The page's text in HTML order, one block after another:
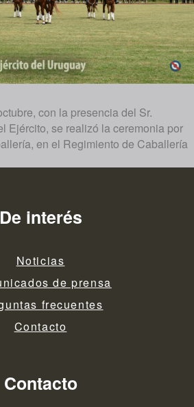
con la presencia del Sr.
Ejército, se realizó la ceremonia por
en el Regimiento de Caballería
De interés
Noticias
de prensa
frecuentes
Contacto
Contacto